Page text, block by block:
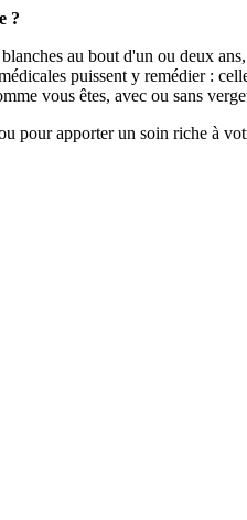
?
au bout d'un ou deux
puissent y remédier :
vous êtes, avec ou sans
pour apporter un soin riche à